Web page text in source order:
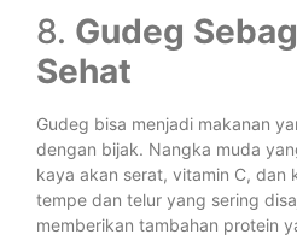
8. Gudeg
Sehat
Gudeg bisa menjadi makanan
dengan bijak. Nangka muda
kaya akan serat, vitamin C, dan
tempe dan telur yang sering
memberikan tambahan protein